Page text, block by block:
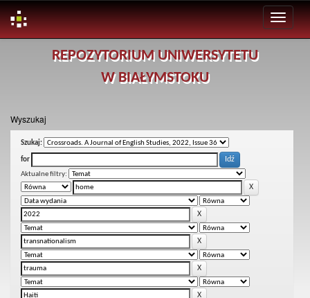
REPOZYTORIUM UNIWERSYTETU
W BIAŁYMSTOKU
Wyszukaj
Szukaj:
for
Aktualne filtry: